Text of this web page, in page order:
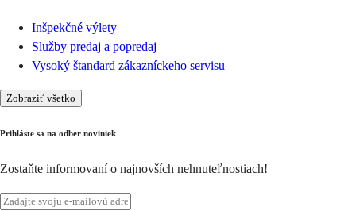
Inšpekčné výlety
Služby predaj a popredaj
Vysoký štandard zákazníckeho servisu
Zobraziť všetko
Prihláste sa na odber noviniek
Zostaňte informovaní o najnovších nehnuteľnostiach!